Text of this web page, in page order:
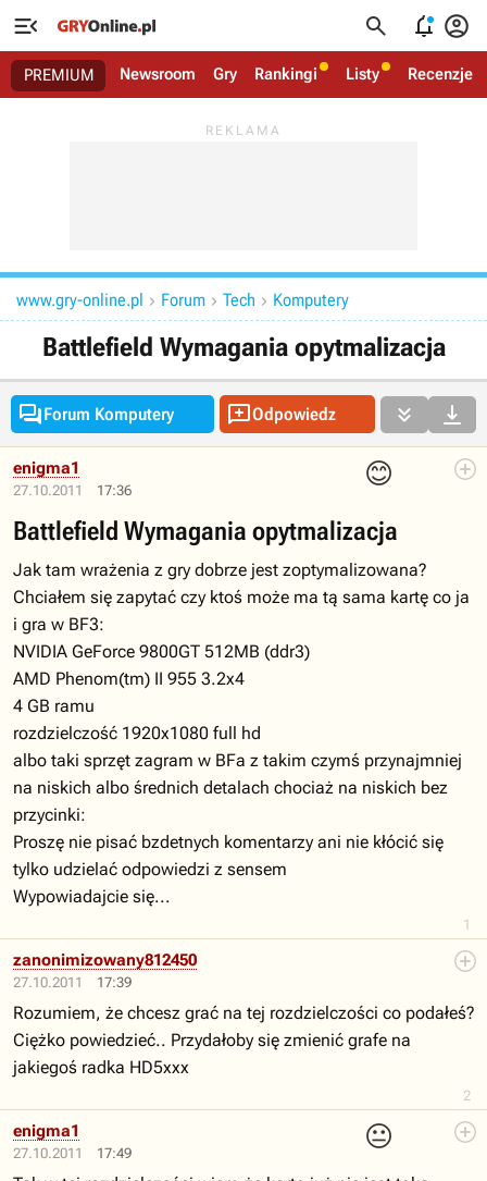
   
PREMIUM Newsroom Gry Rankingi Listy Recenzje
www.gry-online.pl  Forum  Tech  Komputery
Battlefield Wymagania opytmalizacja
Forum Komputery Odpowiedz  
27.10.2011 17:36
😊
1
enigma1
Battlefield Wymagania opytmalizacja
Jak tam wrażenia z gry dobrze jest zoptymalizowana?
Chciałem się zapytać czy ktoś może ma tą sama kartę co ja
i gra w BF3:
NVIDIA GeForce 9800GT 512MB (ddr3)
AMD Phenom(tm) II 955 3.2x4
4 GB ramu
rozdzielczość 1920x1080 full hd
albo taki sprzęt zagram w BFa z takim czymś przynajmniej
na niskich albo średnich detalach chociaż na niskich bez
przycinki:
Proszę nie pisać bzdetnych komentarzy ani nie kłócić się
tylko udzielać odpowiedzi z sensem
Wypowiadajcie się...
27.10.2011 17:39
2
zanonimizowany812450
Rozumiem, że chcesz grać na tej rozdzielczości co podałeś?
Ciężko powiedzieć.. Przydałoby się zmienić grafe na
jakiegoś radka HD5xxx
27.10.2011 17:49
😐
enigma1